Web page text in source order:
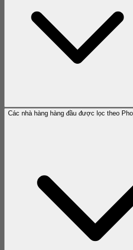
Các nhà hàng hàng đầu được lọc theo